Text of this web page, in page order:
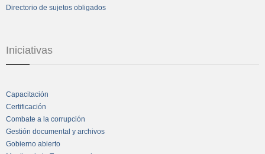
Directorio de sujetos obligados
Iniciativas
Capacitación
Certificación
Combate a la corrupción
Gestión documental y archivos
Gobierno abierto